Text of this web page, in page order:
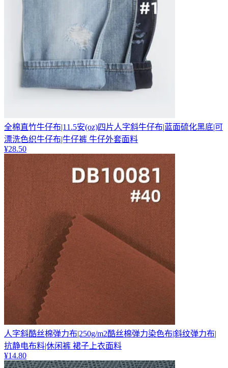
全棉直竹牛仔布|11.5安(oz)四片人字斜牛仔布|蓝面硫化黑底|可
漂洗色织牛仔布|牛仔裤 牛仔外套面料
¥28.50
人字斜酷丝棉弹力布|250g/m2酷丝棉弹力染色布|斜纹弹力布|
抗静电布料|休闲裤 裙子上衣面料
¥14.80